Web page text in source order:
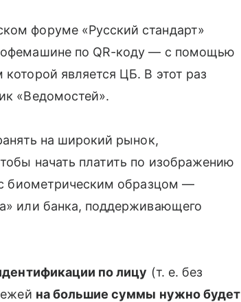
форуме «Русский стандарт»
по QR-коду — с помощью
является ЦБ. В этот раз
«Ведомостей».
на широкий рынок,
начать платить по изображению
биометрическим образцом —
или банка, поддерживающего
по лицу (т. е. без
на большие суммы нужно будет